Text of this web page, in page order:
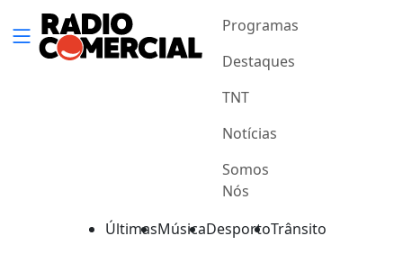
Programas
Destaques
TNT
Notícias
Somos
Nós
ÚltimasMúsicaDesportoTrânsito